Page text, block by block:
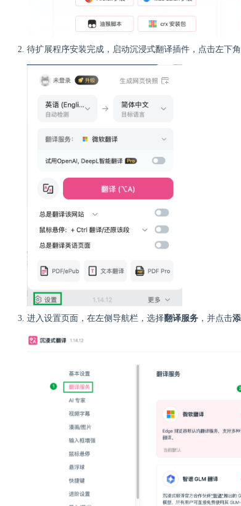
待扩展程序安装完成，启动沉浸式翻译插件，点击左下角
进入设置页面，在左侧导航栏，选择翻译服务 ，并点击